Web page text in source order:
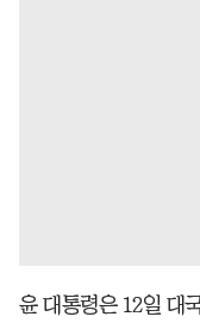
윤 대통령은 12일 대